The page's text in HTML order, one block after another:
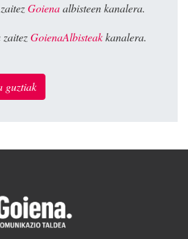
Goienaalbisteen kanalera.
zaitezGoienaAlbisteakkanalera.
guztiak